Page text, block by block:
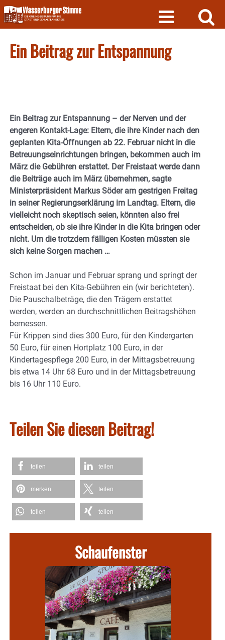
Skip
to
content
Ein Beitrag zur Entspannung
Ein Beitrag zur Entspannung – der Nerven und der
engeren Kontakt-Lage: Eltern, die ihre Kinder nach den
geplanten Kita-Öffnungen ab 22. Februar nicht in die
Betreuungseinrichtungen bringen, bekommen auch im
März die Gebühren erstattet. Der Freistaat werde dann
die Beiträge auch im März übernehmen, sagte
Ministerpräsident Markus Söder am gestrigen Freitag
in seiner Regierungserklärung im Landtag. Eltern, die
vielleicht noch skeptisch seien, könnten also frei
entscheiden, ob sie ihre Kinder in die Kita bringen oder
nicht. Um die trotzdem fälligen Kosten müssten sie
sich keine Sorgen machen …
Schon im Januar und Februar sprang und springt der
Freistaat bei den Kita-Gebühren ein (wir berichteten).
Die Pauschalbeträge, die den Trägern erstattet
werden, werden an durchschnittlichen Beitragshöhen
bemessen.
Für Krippen sind dies 300 Euro, für den Kindergarten
50 Euro, für einen Hortplatz 100 Euro, in der
Kindertagespflege 200 Euro, in der Mittagsbetreuung
bis etwa 14 Uhr 68 Euro und in der Mittagsbetreuung
bis 16 Uhr 110 Euro.
Teilen Sie diesen Beitrag!
teilen teilen
merken teilen
teilen teilen
Schaufenster